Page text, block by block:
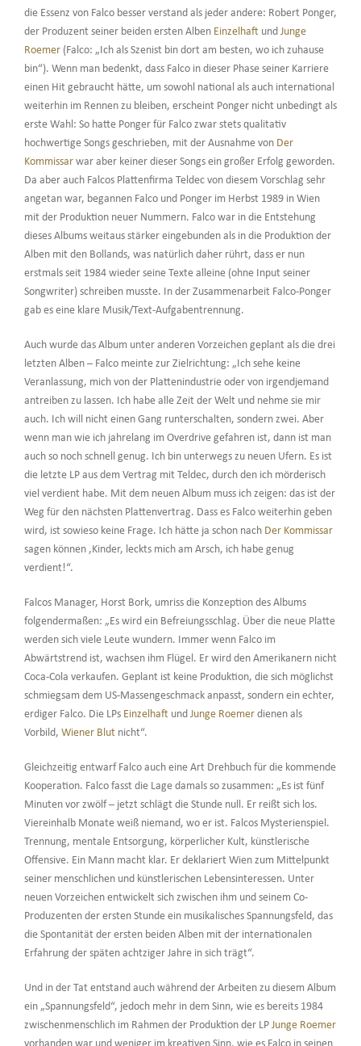
die Essenz von Falco besser verstand als jeder andere: Robert Ponger,
der Produzent seiner beiden ersten Alben Einzelhaft und Junge
Roemer(Falco: „Ich als Szenist bin dort am besten, wo ich zuhause
bin“). Wenn man bedenkt, dass Falco in dieser Phase seiner Karriere
einen Hit gebraucht hätte, um sowohl national als auch international
weiterhin im Rennen zu bleiben, erscheint Ponger nicht unbedingt als
erste Wahl: So hatte Ponger für Falco zwar stets qualitativ
hochwertige Songs geschrieben, mit der Ausnahme von Der
Kommissarwar aber keiner dieser Songs ein großer Erfolg geworden.
Da aber auch Falcos Plattenfirma Teldec von diesem Vorschlag sehr
angetan war, begannen Falco und Ponger im Herbst 1989 in Wien
mit der Produktion neuer Nummern. Falco war in die Entstehung
dieses Albums weitaus stärker eingebunden als in die Produktion der
Alben mit den Bollands, was natürlich daher rührt, dass er nun
erstmals seit 1984 wieder seine Texte alleine (ohne Input seiner
Songwriter) schreiben musste. In der Zusammenarbeit Falco-Ponger
gab es eine klare Musik/Text-Aufgabentrennung.
Auch wurde das Album unter anderen Vorzeichen geplant als die drei
letzten Alben – Falco meinte zur Zielrichtung: „Ich sehe keine
Veranlassung, mich von der Plattenindustrie oder von irgendjemand
antreiben zu lassen. Ich habe alle Zeit der Welt und nehme sie mir
auch. Ich will nicht einen Gang runterschalten, sondern zwei. Aber
wenn man wie ich jahrelang im Overdrive gefahren ist, dann ist man
auch so noch schnell genug. Ich bin unterwegs zu neuen Ufern. Es ist
die letzte LP aus dem Vertrag mit Teldec, durch den ich mörderisch
viel verdient habe. Mit dem neuen Album muss ich zeigen: das ist der
Weg für den nächsten Plattenvertrag. Dass es Falco weiterhin geben
wird, ist sowieso keine Frage. Ich hätte ja schon nach Der Kommissar
sagen können ‚Kinder, leckts mich am Arsch, ich habe genug
verdient!“.
Falcos Manager, Horst Bork, umriss die Konzeption des Albums
folgendermaßen: „Es wird ein Befreiungsschlag. Über die neue Platte
werden sich viele Leute wundern. Immer wenn Falco im
Abwärtstrend ist, wachsen ihm Flügel. Er wird den Amerikanern nicht
Coca-Cola verkaufen. Geplant ist keine Produktion, die sich möglichst
schmiegsam dem US-Massengeschmack anpasst, sondern ein echter,
erdiger Falco. Die LPs Einzelhaft und Junge Roemerdienen als
Vorbild, Wiener Blutnicht“.
Gleichzeitig entwarf Falco auch eine Art Drehbuch für die kommende
Kooperation. Falco fasst die Lage damals so zusammen: „Es ist fünf
Minuten vor zwölf – jetzt schlägt die Stunde null. Er reißt sich los.
Viereinhalb Monate weiß niemand, wo er ist. Falcos Mysterienspiel.
Trennung, mentale Entsorgung, körperlicher Kult, künstlerische
Offensive. Ein Mann macht klar. Er deklariert Wien zum Mittelpunkt
seiner menschlichen und künstlerischen Lebensinteressen. Unter
neuen Vorzeichen entwickelt sich zwischen ihm und seinem Co-
Produzenten der ersten Stunde ein musikalisches Spannungsfeld, das
die Spontanität der ersten beiden Alben mit der internationalen
Erfahrung der späten achtziger Jahre in sich trägt“.
Und in der Tat entstand auch während der Arbeiten zu diesem Album
ein „Spannungsfeld“, jedoch mehr in dem Sinn, wie es bereits 1984
zwischenmenschlich im Rahmen der Produktion der LP Junge Roemer